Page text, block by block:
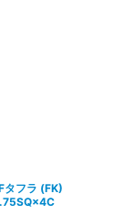
タフラ (FK)